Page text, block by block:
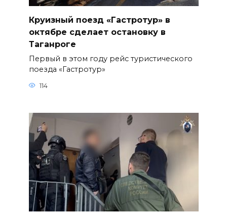
Круизный поезд «Гастротур» в
октябре сделает остановку в
Таганроге
Первый в этом году рейс туристического
поезда «Гастротур»
114